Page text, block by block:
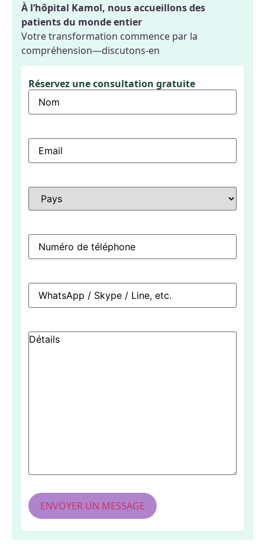
À l’hôpital Kamol, nous accueillons des
patients du monde entier
Votre transformation commence par la
compréhension—discutons-en
Réservez une consultation gratuite